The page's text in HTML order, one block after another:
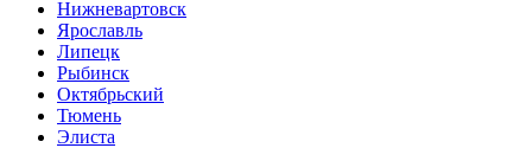
Нижневартовск
Ярославль
Липецк
Рыбинск
Октябрьский
Тюмень
Элиста